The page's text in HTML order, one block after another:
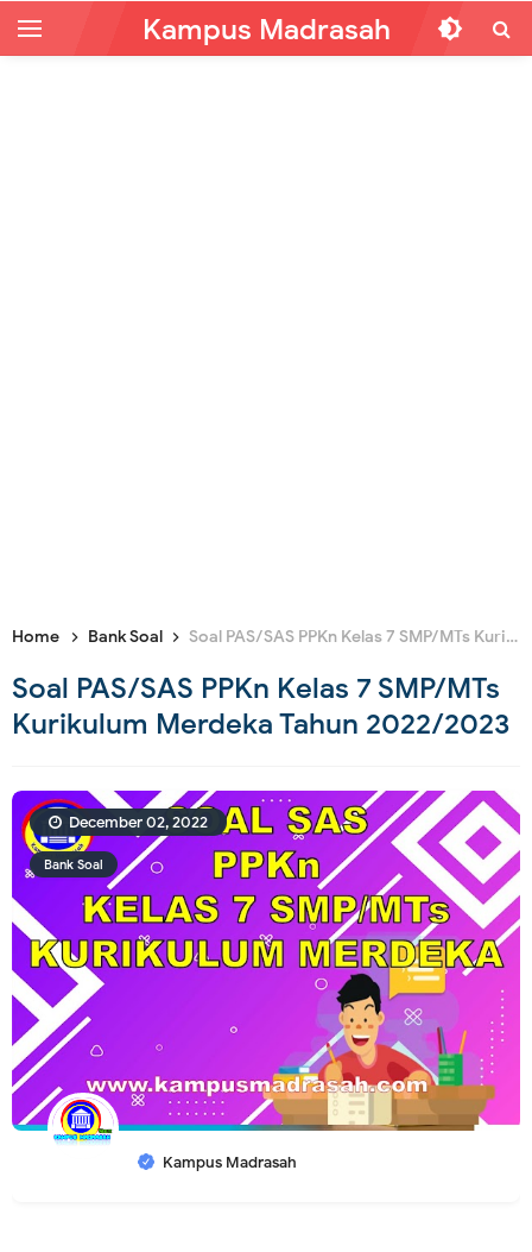
Kampus Madrasah
Home Bank Soal Soal PAS/SAS PPKn Kelas 7 SMP/MTs Kurikulum Merdeka Tahun 2022/2023
Soal PAS/SAS PPKn Kelas 7 SMP/MTs
Kurikulum Merdeka Tahun 2022/2023
Bank Soal
Kampus Madrasah
December 02, 2022